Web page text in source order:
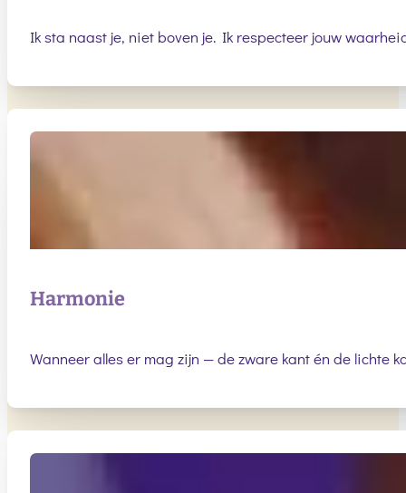
Ik sta naast je, niet boven je. Ik respecteer jouw
Harmonie
Wanneer alles er mag zijn — de zware kant én de lichte